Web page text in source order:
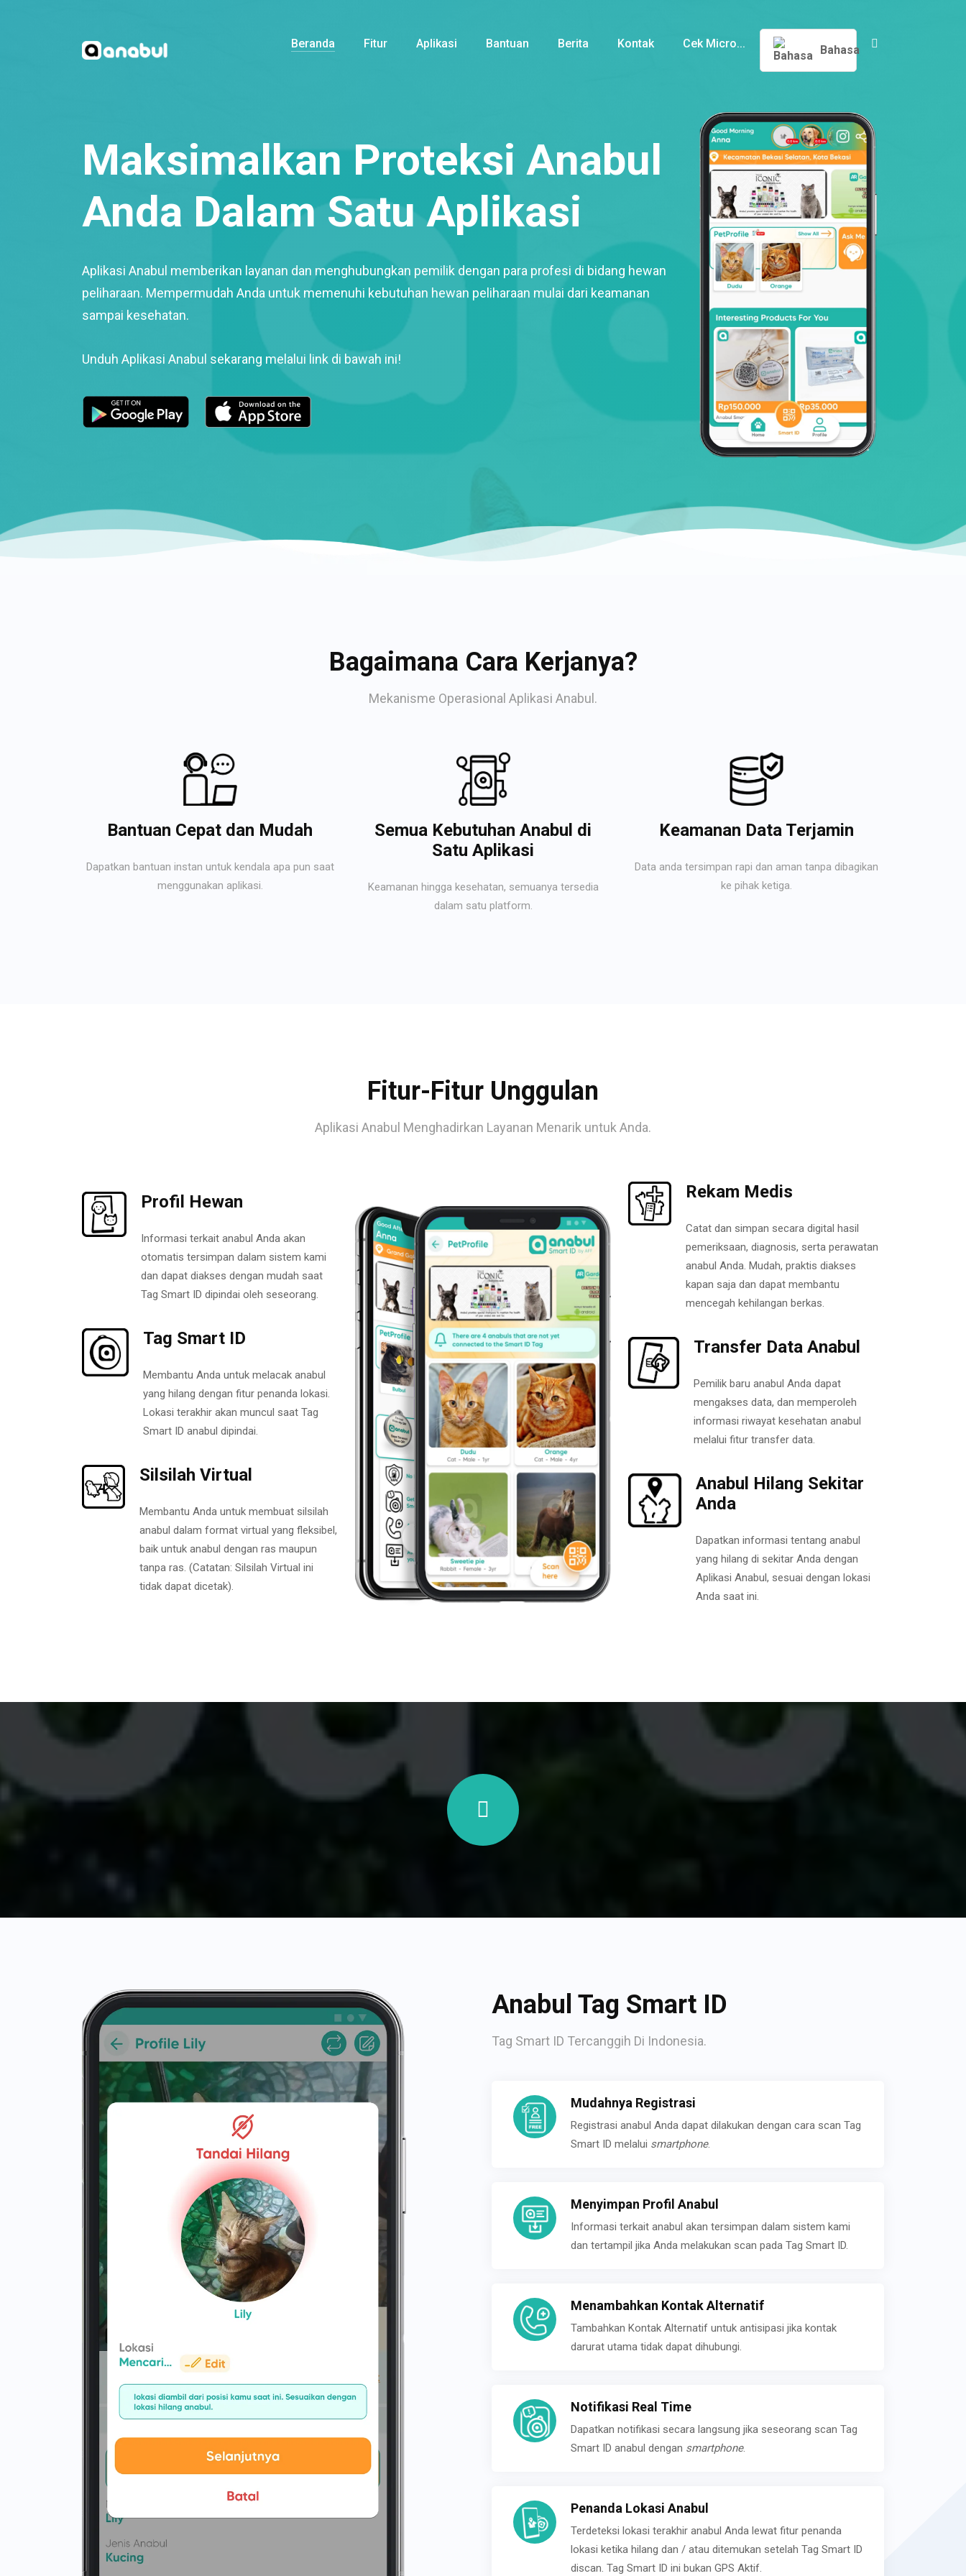
Beranda Fitur Aplikasi Bantuan Berita Kontak Cek Micro... Bahasa
Maksimalkan Proteksi Anabul
Anda Dalam Satu Aplikasi
Aplikasi Anabul memberikan layanan dan menghubungkan pemilik dengan para profesi di bidang hewan
peliharaan. Mempermudah Anda untuk memenuhi kebutuhan hewan peliharaan mulai dari keamanan
sampai kesehatan.
Unduh Aplikasi Anabul sekarang melalui link di bawah ini!
Bagaimana Cara Kerjanya?
Mekanisme Operasional Aplikasi Anabul.
Bantuan Cepat dan Mudah
Dapatkan bantuan instan untuk kendala apa pun saat
menggunakan aplikasi.
Semua Kebutuhan Anabul di
Satu Aplikasi
Keamanan hingga kesehatan, semuanya tersedia
dalam satu platform.
Keamanan Data Terjamin
Data anda tersimpan rapi dan aman tanpa dibagikan
ke pihak ketiga.
Fitur-Fitur Unggulan
Aplikasi Anabul Menghadirkan Layanan Menarik untuk Anda.
Profil Hewan
Informasi terkait anabul Anda akan
otomatis tersimpan dalam sistem kami
dan dapat diakses dengan mudah saat
Tag Smart ID dipindai oleh seseorang.
Tag Smart ID
Membantu Anda untuk melacak anabul
yang hilang dengan fitur penanda lokasi.
Lokasi terakhir akan muncul saat Tag
Smart ID anabul dipindai.
Silsilah Virtual
Membantu Anda untuk membuat silsilah
anabul dalam format virtual yang fleksibel,
baik untuk anabul dengan ras maupun
tanpa ras. (Catatan: Silsilah Virtual ini
tidak dapat dicetak).
Rekam Medis
Catat dan simpan secara digital hasil
pemeriksaan, diagnosis, serta perawatan
anabul Anda. Mudah, praktis diakses
kapan saja dan dapat membantu
mencegah kehilangan berkas.
Transfer Data Anabul
Pemilik baru anabul Anda dapat
mengakses data, dan memperoleh
informasi riwayat kesehatan anabul
melalui fitur transfer data.
Anabul Hilang Sekitar
Anda
Dapatkan informasi tentang anabul
yang hilang di sekitar Anda dengan
Aplikasi Anabul, sesuai dengan lokasi
Anda saat ini.
Anabul Tag Smart ID
Tag Smart ID Tercanggih Di Indonesia.
Mudahnya Registrasi
Registrasi anabul Anda dapat dilakukan dengan cara scan Tag
Smart ID melalui smartphone.
Menyimpan Profil Anabul
Informasi terkait anabul akan tersimpan dalam sistem kami
dan tertampil jika Anda melakukan scan pada Tag Smart ID.
Menambahkan Kontak Alternatif
Tambahkan Kontak Alternatif untuk antisipasi jika kontak
darurat utama tidak dapat dihubungi.
Notifikasi Real Time
Dapatkan notifikasi secara langsung jika seseorang scan Tag
Smart ID anabul dengan smartphone.
Penanda Lokasi Anabul
Terdeteksi lokasi terakhir anabul Anda lewat fitur penanda
lokasi ketika hilang dan / atau ditemukan setelah Tag Smart ID
discan. Tag Smart ID ini bukan GPS Aktif.